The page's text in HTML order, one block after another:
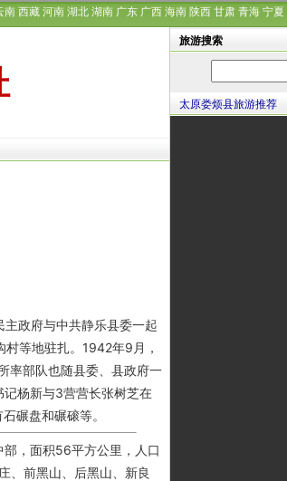
南 西藏 河南 湖北 湖南 广东 广西 海南 陕西 甘肃 青海 宁夏
政府与中共静乐县委一起
等地驻扎。1942年9月，
率部队也随县委、县政府一
杨新与3营营长张树芝在
碾盘和碾磙等。
，面积56平方公里，人口
、前黑山、后黑山、新良
旅游搜索
太原娄烦县旅游推荐